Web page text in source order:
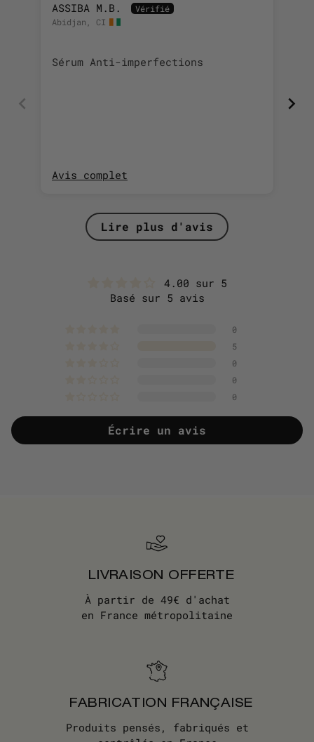
ASSIBA M.B.
Abidjan, CI
Sérum Anti-imperfections
Avis complet
Lire plus d'avis
4.00 sur 5
Basé sur 5 avis
0
5
0
0
0
Écrire un avis
LIVRAISON OFFERTE
À partir de 49€ d'achat
en France métropolitaine
FABRICATION FRANÇAISE
Produits pensés, fabriqués et